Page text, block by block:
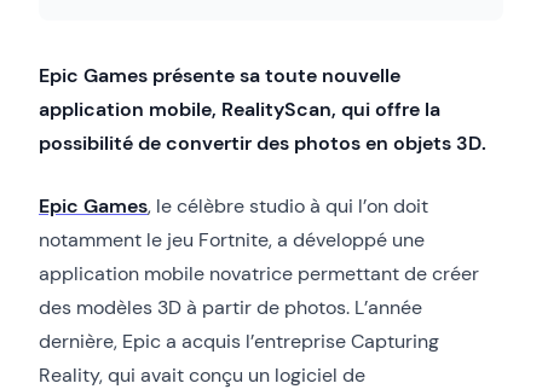
Epic Games présente sa toute nouvelle
application mobile, RealityScan, qui offre la
possibilité de convertir des photos en objets 3D.
Epic Games, le célèbre studio à qui l’on doit
notamment le jeu Fortnite, a développé une
application mobile novatrice permettant de créer
des modèles 3D à partir de photos. L’année
dernière, Epic a acquis l’entreprise Capturing
Reality, qui avait conçu un logiciel de